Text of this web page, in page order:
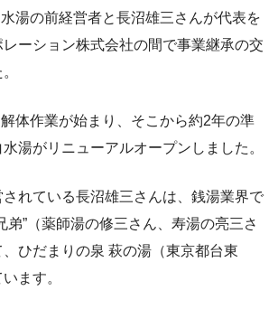
風呂”
ペース｜湯上がり後にホッと一
る
副店長 飯嶋さんおすすめのサウ
選
白門うどん 家康
ほかのおすすめ飲食店
湯の前経営者と長沼雄三さんが代表を
ーション株式会社の間で事業継承の交
体作業が始まり、そこから約2年の準
湯がリニューアルオープンしました。
れている長沼雄三さんは、銭湯業界で
弟”（薬師湯の修三さん、寿湯の亮三さ
ひだまりの泉 萩の湯（東京都台東
ます。